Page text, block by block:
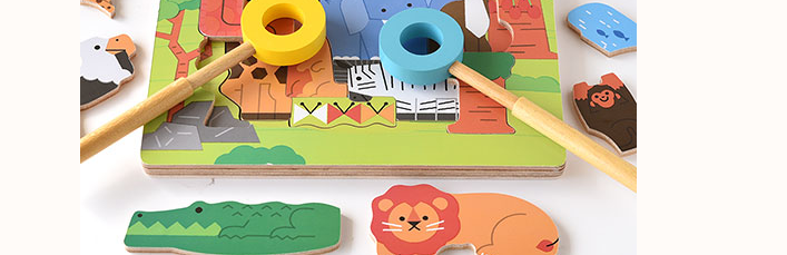
保育園・幼稚園向けおもちゃ
知育玩具
すべてのおもちゃ
ブランド一覧